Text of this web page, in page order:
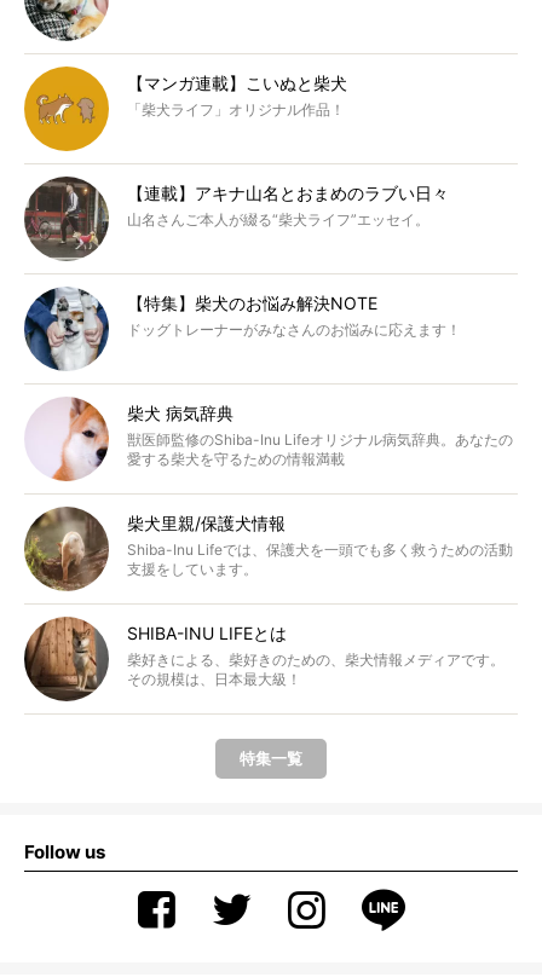
【マンガ連載】こいぬと柴犬
「柴犬ライフ」オリジナル作品！
【連載】アキナ山名とおまめのラブい日々
山名さんご本人が綴る“柴犬ライフ”エッセイ。
【特集】柴犬のお悩み解決NOTE
ドッグトレーナーがみなさんのお悩みに応えます！
柴犬 病気辞典
獣医師監修のShiba-Inu Lifeオリジナル病気辞典。あなたの
愛する柴犬を守るための情報満載
柴犬里親/保護犬情報
Shiba-Inu Lifeでは、保護犬を一頭でも多く救うための活動
支援をしています。
SHIBA-INU LIFEとは
柴好きによる、柴好きのための、柴犬情報メディアです。
その規模は、日本最大級！
特集一覧
Follow us